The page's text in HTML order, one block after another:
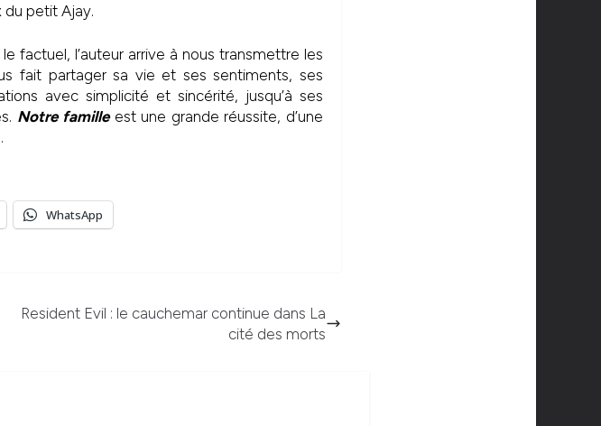
du petit Ajay.
factuel, l’auteur arrive à nous transmettre les
fait partager sa vie et ses sentiments, ses
avec simplicité et sincérité, jusqu’à ses
Notre familleest une grande réussite, d’une
WhatsApp
Resident Evil : le cauchemar continue dans La
cité des morts